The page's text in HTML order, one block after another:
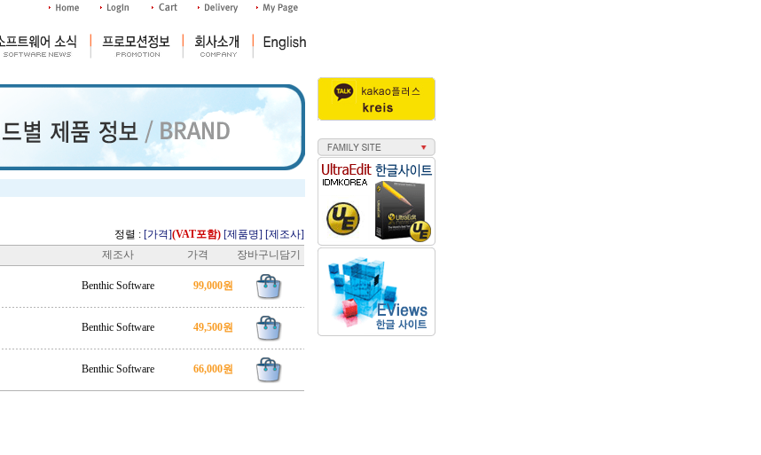
정렬 : [가격](VAT포함) [제품명] [제조사]
제조사 가격 장바구니담기
Benthic Software 99,000원
Benthic Software 49,500원
Benthic Software 66,000원